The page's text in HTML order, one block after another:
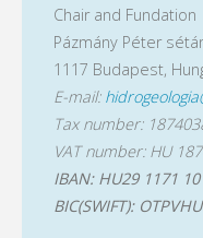
Chair and Fundation
Pázmány Péter
1117 Budapest,
E-mail:
Tax number:
VAT number: HU
IBAN: HU29 1171
BIC(SWIFT):